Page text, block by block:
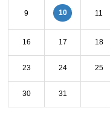
9 10 11
16 17 18
23 24 25
30 31